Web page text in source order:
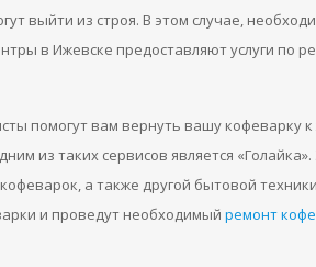
выйти из строя. В этом случае,
в Ижевске предоставляют услуги по
помогут вам вернуть вашу кофеварку
из таких сервисов является
а также другой бытовой
и проведут необходимый ремонт